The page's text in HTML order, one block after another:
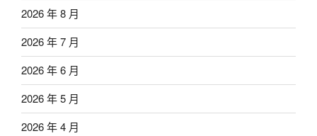
2026 年 8 月
2026 年 7 月
2026 年 6 月
2026 年 5 月
2026 年 4 月